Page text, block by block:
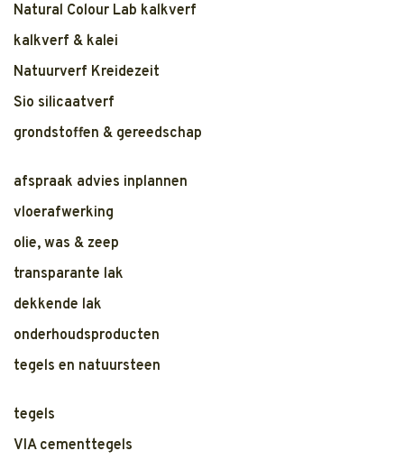
Natural Colour Lab kalkverf
kalkverf & kalei
Natuurverf Kreidezeit
Sio silicaatverf
grondstoffen & gereedschap
afspraak advies inplannen
vloerafwerking
olie, was & zeep
transparante lak
dekkende lak
onderhoudsproducten
tegels en natuursteen
tegels
VIA cementtegels